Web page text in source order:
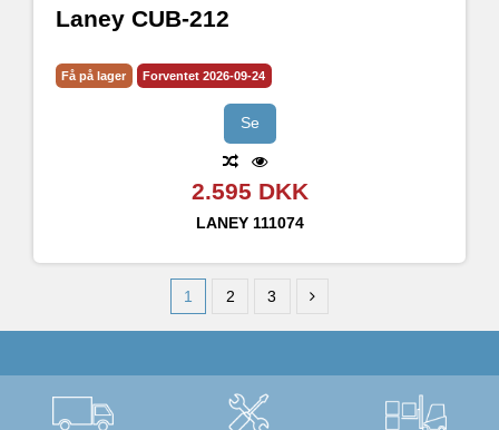
Laney CUB-212
Få på lager Forventet 2026-09-24
Se
2.595 DKK
LANEY 111074
1 2 3